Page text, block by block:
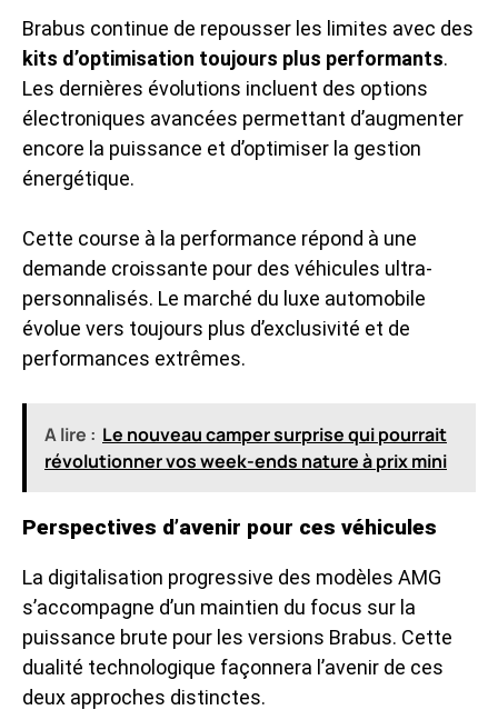
Brabus continue de repousser les limites avec des
kits d’optimisation toujours plus performants.
Les dernières évolutions incluent des options
électroniques avancées permettant d’augmenter
encore la puissance et d’optimiser la gestion
énergétique.
Cette course à la performance répond à une
demande croissante pour des véhicules ultra-
personnalisés. Le marché du luxe automobile
évolue vers toujours plus d’exclusivité et de
performances extrêmes.
A lire : Le nouveau camper surprise qui pourrait
révolutionner vos week-ends nature à prix mini
Perspectives d’avenir pour ces véhicules
La digitalisation progressive des modèles AMG
s’accompagne d’un maintien du focus sur la
puissance brute pour les versions Brabus. Cette
dualité technologique façonnera l’avenir de ces
deux approches distinctes.